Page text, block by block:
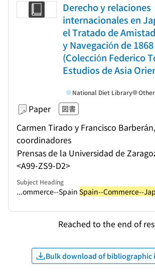
Derecho y relaciones
internacionales en
el Tratado de
y Navegación de
(Colección Federico
Estudios de Asia
Paper 図書
Carmen Tirado y Francisco Barberán,
coordinadores
Prensas de la Universidad de
<A99-ZS9-D2>
National Diet Library
Subject Heading
...ommerce--Spain Spain--Commerce--
Reached to the end of
Bulk download of